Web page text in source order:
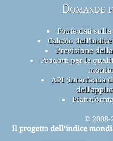
Domande
Fonte dati
Calcolo
Previsione
Prodotti per la
API (interfaccia
© 2008-
Il progetto dell’indice